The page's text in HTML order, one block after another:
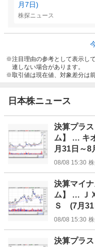
月7日)
株探ニュース
注目理由の参考として表示し
連しない場合があります。
取引値は現在値、対象差分は
日本株ニュース
決算プラ
ム】 … キ
月31日～8
08/08 15:30
決算マイ
ム】 … Ｊ
Ｓ (7月31
08/08 15:30
決算プラ